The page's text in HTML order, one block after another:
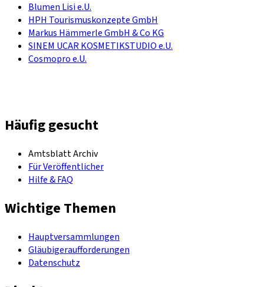
Blumen Lisi e.U.
HPH Tourismuskonzepte GmbH
Markus Hämmerle GmbH & Co KG
SINEM UCAR KOSMETIKSTUDIO e.U.
Cosmopro e.U.
Häufig gesucht
Amtsblatt Archiv
Für Veröffentlicher
Hilfe & FAQ
Wichtige Themen
Hauptversammlungen
Gläubigeraufforderungen
Datenschutz